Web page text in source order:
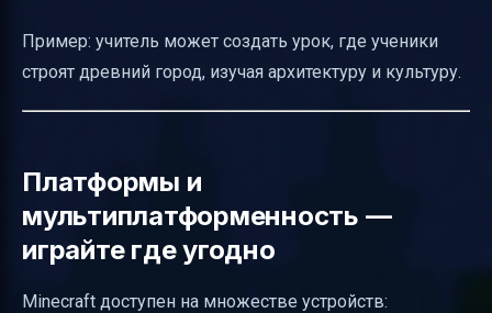
Пример: учитель может создать урок, где ученики
строят древний город, изучая архитектуру и культуру.
Платформы и
мультиплатформенность —
играйте где угодно
Minecraft доступен на множестве устройств: